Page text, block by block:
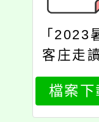
「2023
客庄走
驗營」
書
檔案下